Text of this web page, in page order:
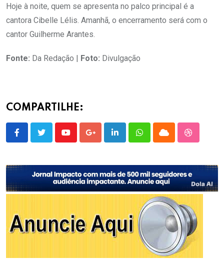
Hoje à noite, quem se apresenta no palco principal é a
cantora Cibelle Lélis. Amanhã, o encerramento será com o
cantor Guilherme Arantes.
Fonte: Da Redação | Foto: Divulgação
COMPARTILHE:
YoutubeGoogle+LinkedInWhatsappCloud